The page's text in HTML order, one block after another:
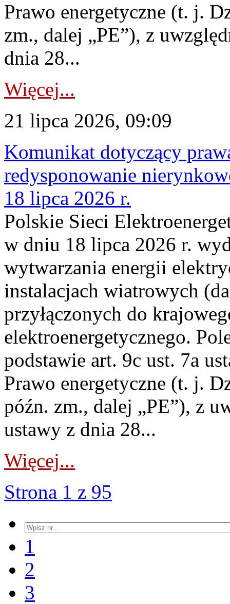
Prawo energetyczne (t. j.
zm., dalej „PE”), z
dnia 28...
Więcej...
21 lipca 2026, 09:09
Komunikat dotyczący
redysponowanie
18 lipca 2026 r.
Polskie Sieci
w dniu 18 lipca 2026 r.
wytwarzania energii
instalacjach wiatrowych
przyłączonych do
elektroenergetycznego.
podstawie art. 9c ust. 7a
Prawo energetyczne (t. j.
późn. zm., dalej „PE”), z
ustawy z dnia 28...
Więcej...
Strona 1 z 95
1
2
3